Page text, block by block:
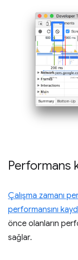
Performans
Çalışma zamanı
performansını
önce olanların
sağlar.